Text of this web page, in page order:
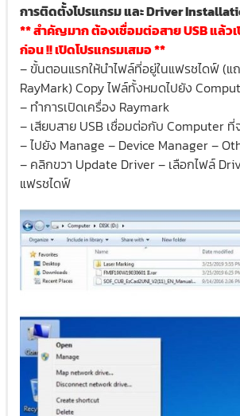
การติดตั้งโปรแกรม และ Driver
** สำคัญมาก ต้องเชื่อมต่อสาย USB แล้วเ
ก่อน !! เปิดโปรแกรมเสมอ **
– ขั้นตอนแรกให้นำไฟล์ที่อยู่ในแฟรชไดฟ์ (แ
RayMark) Copy ไฟล์ทั้งหมดไปยัง
– ทำการเปิดเครื่อง Raymark
– เสียบสาย USB เชื่อมต่อกับ Computer ที่
– ไปยัง Manage – Device Manager –
– คลิกขวา Update Driver – เลือกไฟล์
แฟรชไดฟ์